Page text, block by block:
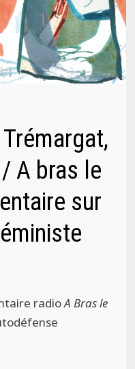
A bras le
sur
radioA Bras le